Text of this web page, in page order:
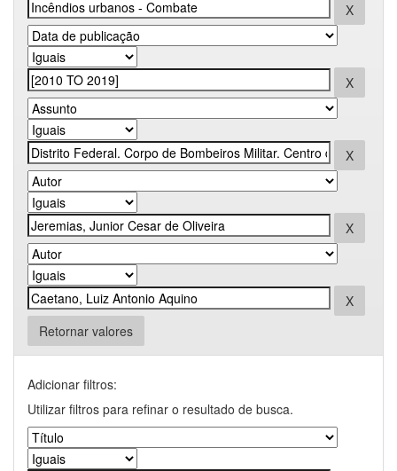
Retornar valores
Adicionar filtros:
Utilizar filtros para refinar o resultado de busca.